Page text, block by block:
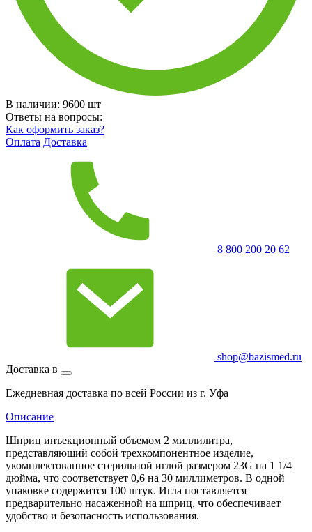
В наличии: 9600 шт
Ответы на вопросы:
Как оформить заказ?
Оплата Доставка
8 800 200 20 62
shop@bazismed.ru
Доставка в
Ежедневная доставка по всей России из г. Уфа
Описание
Шприц инъекционный объемом 2 миллилитра,
представляющий собой трехкомпонентное изделие,
укомплектованное стерильной иглой размером 23G на 1 1/4
дюйма, что соответствует 0,6 на 30 миллиметров. В одной
упаковке содержится 100 штук. Игла поставляется
предварительно насаженной на шприц, что обеспечивает
удобство и безопасность использования.